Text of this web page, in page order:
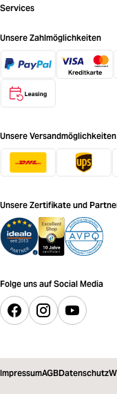
Services
Unsere Zahlmöglichkeiten
Unsere Versandmöglichkeiten
Unsere Zertifikate und
Folge uns auf Social Media
ImpressumAGBDatenschutz